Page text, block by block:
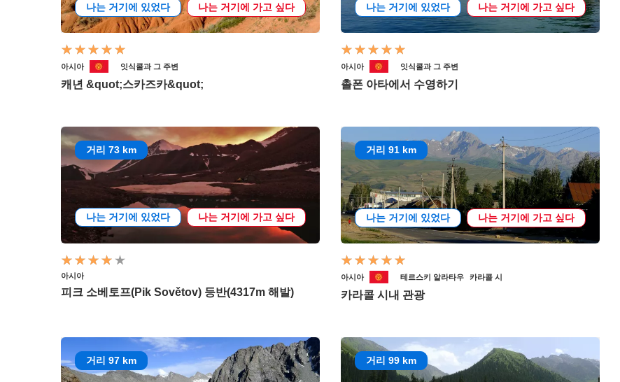
나는 거기에 있었다 나는 거기에 가고 싶다
아시아 잇식쿨과 그 주변
캐년 &quot;스카즈카&quot;
나는 거기에 있었다 나는 거기에 가고 싶다
아시아 잇식쿨과 그 주변
촐폰 아타에서 수영하기
거리 73 km
나는 거기에 있었다 나는 거기에 가고 싶다
아시아
피크 소베토프(Pik Sovětov) 등반(4317m 해발)
거리 91 km
나는 거기에 있었다 나는 거기에 가고 싶다
아시아 테르스키 알라타우 카라콜 시
카라콜 시내 관광
거리 97 km 거리 99 km